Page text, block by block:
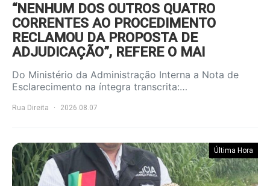
“NENHUM DOS OUTROS QUATRO
CORRENTES AO PROCEDIMENTO
RECLAMOU DA PROPOSTA DE
ADJUDICAÇÃO”, REFERE O MAI
Do Ministério da Administração Interna a Nota de
Esclarecimento na íntegra transcrita:…
Rua Direita 2026.08.07
Última Hora